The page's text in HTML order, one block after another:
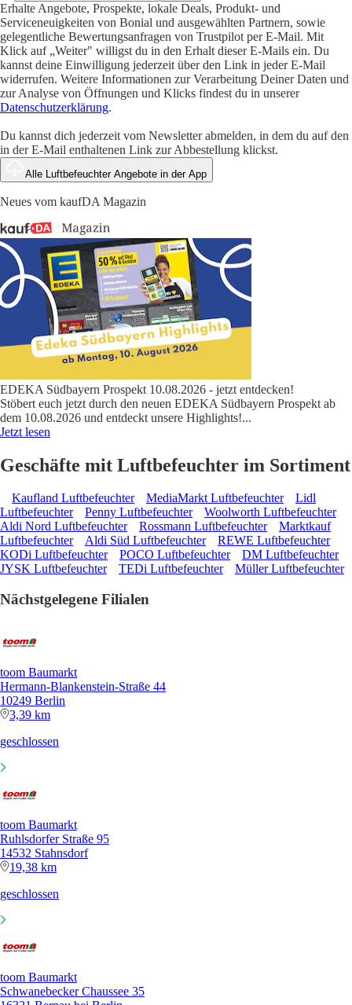
Erhalte Angebote, Prospekte, lokale Deals, Produkt- und
Serviceneuigkeiten von Bonial und ausgewählten Partnern, sowie
gelegentliche Bewertungsanfragen von Trustpilot per E-Mail. Mit
Klick auf „Weiter" willigst du in den Erhalt dieser E-Mails ein. Du
kannst deine Einwilligung jederzeit über den Link in jeder E-Mail
widerrufen. Weitere Informationen zur Verarbeitung Deiner Daten und
zur Analyse von Öffnungen und Klicks findest du in unserer
Datenschutzerklärung.
Du kannst dich jederzeit vom Newsletter abmelden, in dem du auf den
in der E-Mail enthaltenen Link zur Abbestellung klickst.
Alle Luftbefeuchter Angebote in der App
Neues vom kaufDA Magazin
EDEKA Südbayern Prospekt 10.08.2026 - jetzt entdecken!
Stöbert euch jetzt durch den neuen EDEKA Südbayern Prospekt ab
dem 10.08.2026 und entdeckt unsere Highlights!...
Jetzt lesen
Geschäfte mit Luftbefeuchter im Sortiment
Kaufland Luftbefeuchter MediaMarkt Luftbefeuchter
Lidl
Luftbefeuchter
Penny Luftbefeuchter
Woolworth Luftbefeuchter
Aldi Nord Luftbefeuchter
Rossmann Luftbefeuchter
Marktkauf
Luftbefeuchter
Aldi Süd Luftbefeuchter
REWE Luftbefeuchter
KODi Luftbefeuchter
POCO Luftbefeuchter
DM Luftbefeuchter
JYSK Luftbefeuchter
TEDi Luftbefeuchter Müller Luftbefeuchter
Nächstgelegene Filialen
toom Baumarkt
Hermann-Blankenstein-Straße 44
10249 Berlin
3,39 km
geschlossen
toom Baumarkt
Ruhlsdorfer Straße 95
14532 Stahnsdorf
19,38 km
geschlossen
toom Baumarkt
Schwanebecker Chaussee 35